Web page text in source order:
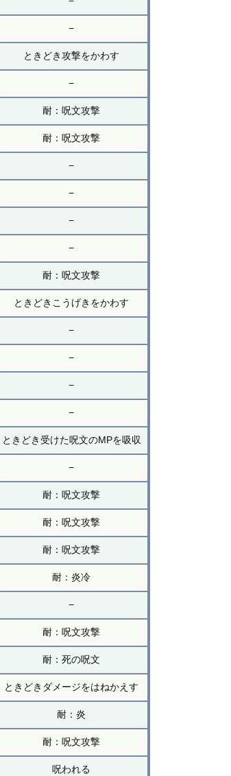
−
ときどき攻撃をかわす
−
耐：呪文攻撃
耐：呪文攻撃
−
−
−
−
耐：呪文攻撃
ときどきこうげきをかわす
−
−
−
−
ときどき受けた呪文のMPを吸収
−
耐：呪文攻撃
耐：呪文攻撃
耐：呪文攻撃
耐：炎冷
−
耐：呪文攻撃
耐：死の呪文
ときどきダメージをはねかえす
耐：炎
耐：呪文攻撃
呪われる